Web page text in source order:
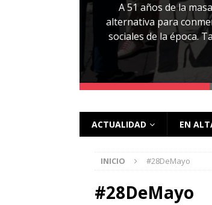
A 51 años de la
alternativa para
sociales de la época.
ACTUALIDAD EN
INICIO #28DeMayo
#28DeMayo